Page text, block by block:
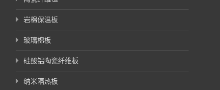
岩棉保温板
玻璃棉板
硅酸铝陶瓷纤维板
纳米隔热板